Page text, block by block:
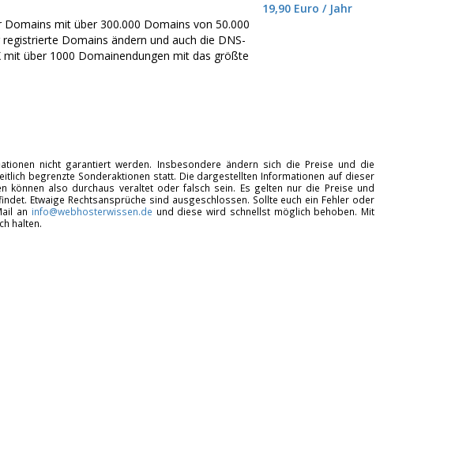
mit über 300.000 Domains von 50.000
Domains ändern und auch die DNS-
mit über 1000 Domainendungen mit das größte
19,90 Euro / Jahr
nicht garantiert werden. Insbesondere ändern sich die Preise und die
begrenzte Sonderaktionen statt. Die dargestellten Informationen auf dieser
können also durchaus veraltet oder falsch sein. Es gelten nur die Preise und
Etwaige Rechtsansprüche sind ausgeschlossen. Sollte euch ein Fehler oder
an info@webhosterwissen.de und diese wird schnellst möglich behoben. Mit
halten.